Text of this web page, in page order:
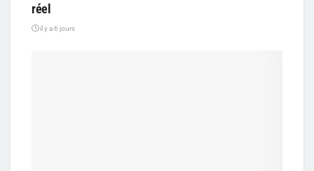
réel
il y a 6 jours